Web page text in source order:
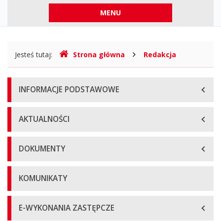
MENU
Gdzie
jesteśmy
Jesteś tutaj: Strona główna Redakcja
Menu
główne
INFORMACJE PODSTAWOWE
AKTUALNOŚCI
DOKUMENTY
KOMUNIKATY
E-WYKONANIA ZASTĘPCZE